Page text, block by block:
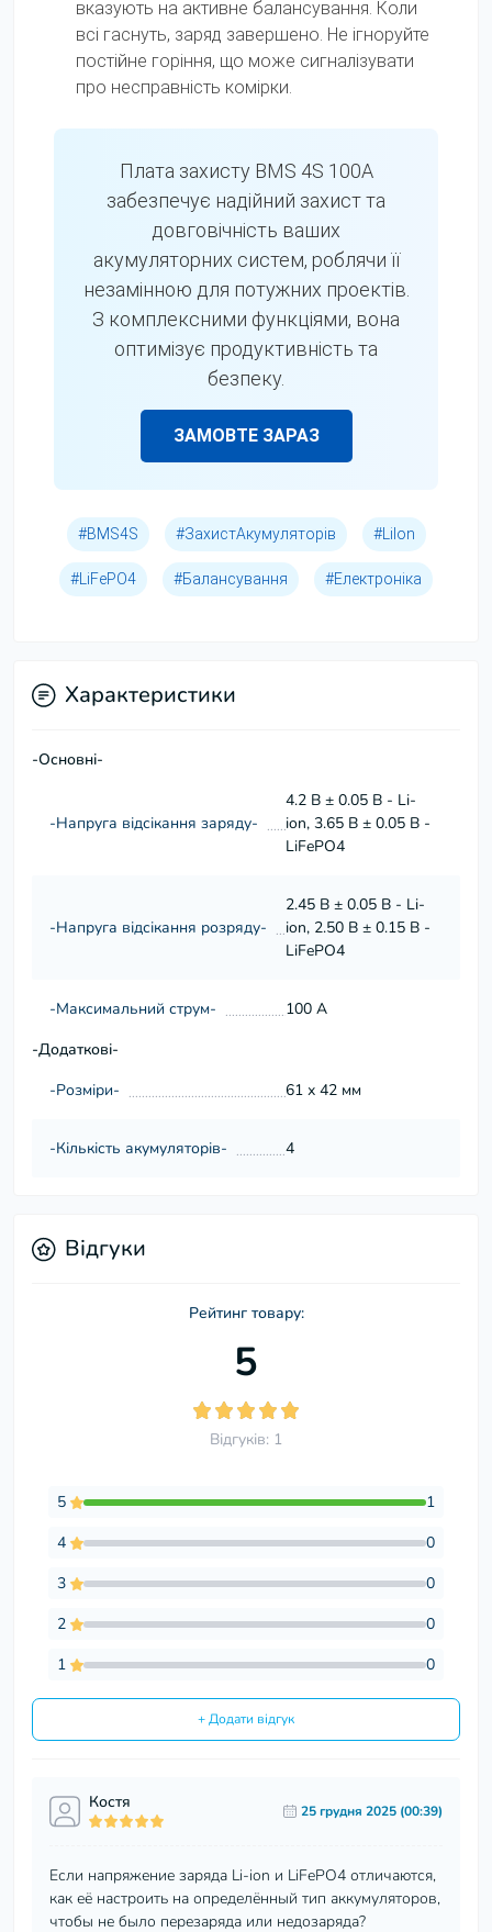
вказують на активне балансування. Коли
всі гаснуть, заряд завершено. Не ігноруйте
постійне горіння, що може сигналізувати
про несправність комірки.
Плата захисту BMS 4S 100A
забезпечує надійний захист та
довговічність ваших
акумуляторних систем, роблячи її
незамінною для потужних проектів.
З комплексними функціями, вона
оптимізує продуктивність та
безпеку.
ЗАМОВТЕ ЗАРАЗ
#BMS4S #ЗахистАкумуляторів #LiIon
#LiFePO4 #Балансування #Електроніка
Характеристики
-Основні-
-Напруга відсікання заряду-
4.2 В ± 0.05 В - Li-
ion, 3.65 В ± 0.05 В -
LiFePO4
-Напруга відсікання розряду-
2.45 В ± 0.05 В - Li-
ion, 2.50 В ± 0.15 В -
LiFePO4
-Максимальний струм-
100 А
-Додаткові-
-Розміри-
61 х 42 мм
-Кількість акумуляторів- 4
Відгуки
Рейтинг товару:
5
Відгуків: 1
5
1
4
0
3
0
2
0
1
0
+ Додати відгук
Костя 25 грудня 2025 (00:39)
Если напряжение заряда Li-ion и LiFePO4 отличаются,
как её настроить на определённый тип аккумуляторов,
чтобы не было перезаряда или недозаряда?